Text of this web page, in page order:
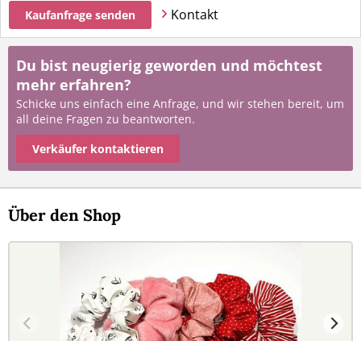
Kaufanfrage senden Kontakt
Du bist neugierig geworden und möchtest
mehr erfahren?
Schicke uns einfach eine Anfrage, und wir stehen bereit, um
all deine Fragen zu beantworten.
Verkäufer kontaktieren
Über den Shop